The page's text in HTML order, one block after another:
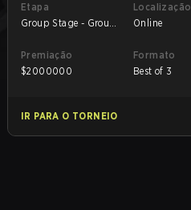
Etapa
Group Stage - Group
Localização
Online
Premiação
$2000000
Formato
Best of 3
IR PARA O TORNEIO